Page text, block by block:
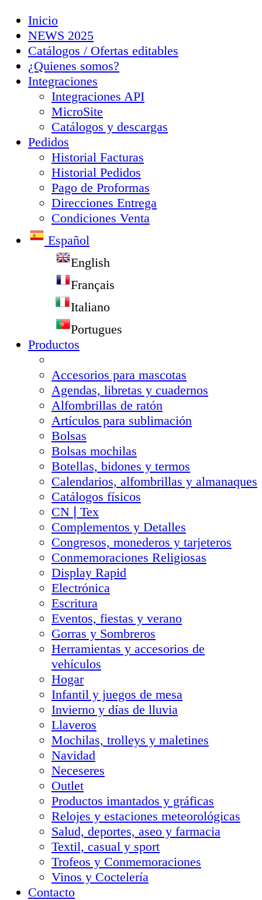
Inicio
NEWS 2025
Catálogos / Ofertas editables
¿Quienes somos?
Integraciones
Integraciones API
MicroSite
Catálogos y descargas
Pedidos
Historial Facturas
Historial Pedidos
Pago de Proformas
Direcciones Entrega
Condiciones Venta
Español
English
Français
Italiano
Portugues
Productos
Accesorios para mascotas
Agendas, libretas y cuadernos
Alfombrillas de ratón
Artículos para sublimación
Bolsas
Bolsas mochilas
Botellas, bidones y termos
Calendarios, alfombrillas y almanaques
Catálogos físicos
CN❘Tex
Complementos y Detalles
Congresos, monederos y tarjeteros
Conmemoraciones Religiosas
Display Rapid
Electrónica
Escritura
Eventos, fiestas y verano
Gorras y Sombreros
Herramientas y accesorios de
vehículos
Hogar
Infantil y juegos de mesa
Invierno y días de lluvia
Llaveros
Mochilas, trolleys y maletines
Navidad
Neceseres
Outlet
Productos imantados y gráficas
Relojes y estaciones meteorológicas
Salud, deportes, aseo y farmacia
Textil, casual y sport
Trofeos y Conmemoraciones
Vinos y Coctelería
Contacto